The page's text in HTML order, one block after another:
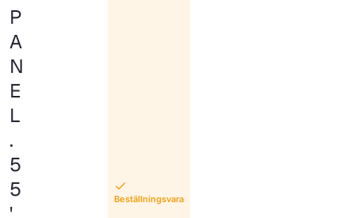
P
A
N
E
L
.
5
5
Beställningsvara